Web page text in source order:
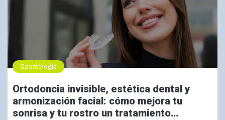
Odontología
Ortodoncia invisible, estética dental y
armonización facial: cómo mejora tu
sonrisa y tu rostro un tratamiento